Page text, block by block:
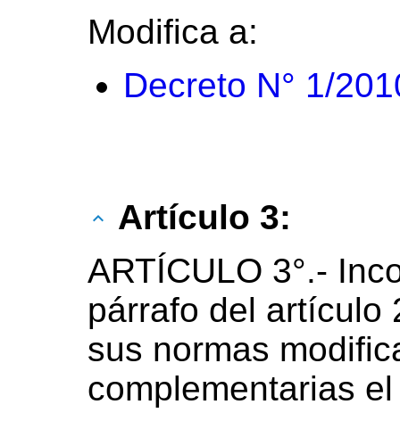
Modifica a:
Decreto N° 1/
Artículo 3:
ARTÍCULO 3°.-
párrafo del artículo
sus normas
complementarias